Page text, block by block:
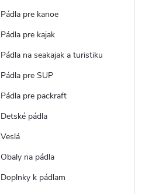
Pádla pre kanoe
Pádla pre kajak
Pádla na seakajak a turistiku
Pádla pre SUP
Pádla pre packraft
Detské pádla
Veslá
Obaly na pádla
Doplnky k pádlam